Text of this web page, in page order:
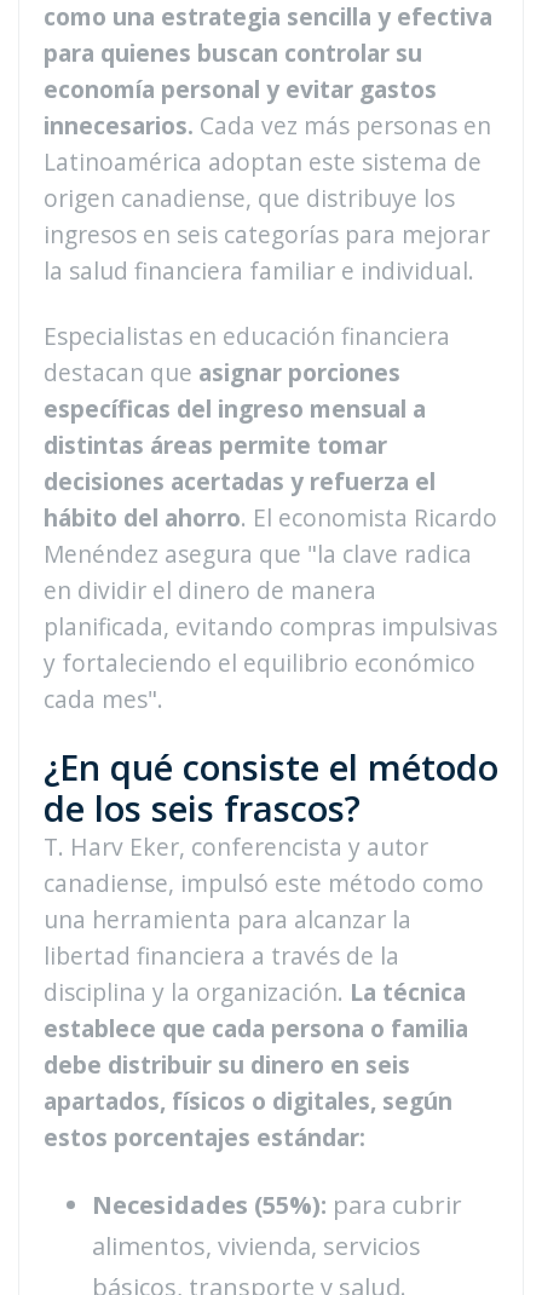
como una estrategia sencilla y efectiva
para quienes buscan controlar su
economía personal y evitar gastos
innecesarios. Cada vez más personas en
Latinoamérica adoptan este sistema de
origen canadiense, que distribuye los
ingresos en seis categorías para mejorar
la salud financiera familiar e individual.
Especialistas en educación financiera
destacan que asignar porciones
específicas del ingreso mensual a
distintas áreas permite tomar
decisiones acertadas y refuerza el
hábito del ahorro. El economista Ricardo
Menéndez asegura que "la clave radica
en dividir el dinero de manera
planificada, evitando compras impulsivas
y fortaleciendo el equilibrio económico
cada mes".
¿En qué consiste el método
de los seis frascos?
T. Harv Eker, conferencista y autor
canadiense, impulsó este método como
una herramienta para alcanzar la
libertad financiera a través de la
disciplina y la organización. La técnica
establece que cada persona o familia
debe distribuir su dinero en seis
apartados, físicos o digitales, según
estos porcentajes estándar:
Necesidades (55%): para cubrir
alimentos, vivienda, servicios
básicos, transporte y salud.